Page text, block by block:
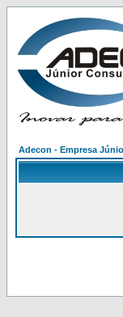
Adecon - Empresa